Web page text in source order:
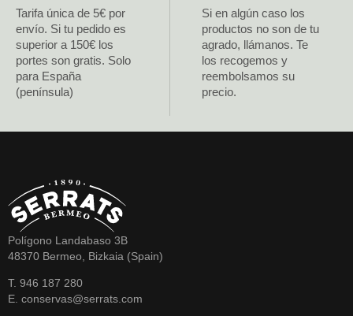
Tarifa única de 5€ por
envío. Si tu pedido es
superior a 150€ los
portes son gratis. Solo
para España
(península)
Si en algún caso los
productos no son de tu
agrado, llámanos. Te
los recogemos y
reembolsamos su
precio.
Polígono Landabaso 3B
48370 Bermeo, Bizkaia (Spain)
T. 946 187 280
E. conservas@serrats.com